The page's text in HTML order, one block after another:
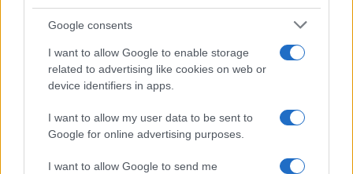
Google consents
I want to allow Google to enable storage
related to advertising like cookies on web or
device identifiers in apps.
I want to allow my user data to be sent to
Google for online advertising purposes.
I want to allow Google to send me